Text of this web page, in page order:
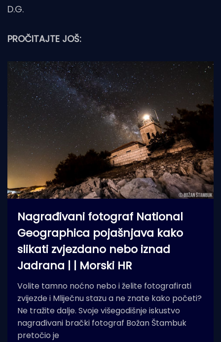
D.G.
PROČITAJTE JOŠ:
Nagrađivani fotograf National
Geographica pojašnjava kako
slikati zvjezdano nebo iznad
Jadrana | | Morski HR
Volite tamno noćno nebo i želite fotografirati
zvijezde i Mliječnu stazu a ne znate kako početi?
Ne tražite dalje. Svoje višegodišnje iskustvo
nagrađivani brački fotograf Božan Štambuk
pretočio je